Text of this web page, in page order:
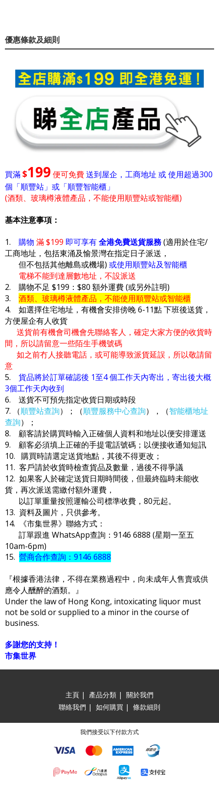
優惠條款及細則
買滿$199 便可免費送到屋企，工商地址 或 使用超過300
個「順豐站」或「順豐智能櫃」
(酒類、玻璃樽液體產品，不能使用順豐站或智能櫃)
基本注意事項：
1. 購物 滿 $199 即可享有全港免費送貨服務(適用於住宅/
工商地址，包括東涌及愉景灣在指定日子派送，
但不包括其他離島或機場) 或使用順豐站及智能櫃
電梯不能到達層數地址，不設派送
2. 購物不足 $199：$80 額外運費 (或另外註明)
3. 酒類、玻璃樽液體產品，不能使用順豐站或智能櫃
4. 如選擇住宅地址，有機會安排傍晚 6-11點 下班後送貨，
方便屋企有人收貨
送貨前有機會司機會先聯絡客人，確定大家方便的收貨時
間，所以請留意一些陌生手機號碼
如之前冇人接聽電話，或可能導致派貨延誤，所以敬請留
意
5. 貨品將於訂單確認後 1至4 個工作天內寄出，寄出後大概
3個工作天內收到
6. 送貨不可預先指定收貨日期或時段
7. （順豐站查詢）；（順豐服務中心查詢），（智能櫃地址
查詢）；
8. 顧客請於購買時輸入正確個人資料和地址以便安排運送
9. 顧客必須填上正確的手提電話號碼；以便接收通知短訊
10. 購買時請選定送貨地點，其後不得更改；
11. 客戶請於收貨時檢查貨品及數量，過後不得爭議
12. 如果客人於確定送貨日期時間後，但最終臨時未能收
貨，再次派送需繳付額外運費，
以訂單重量按照運輸公司標準收費，80元起。
13. 資料及圖片，只供參考。
14. 《市集世界》聯絡方式：
訂單跟進 WhatsApp查詢：9146 6888 (星期一至五
10am-6pm)
15. 營商合作查詢：9146 6888
『根據香港法律，不得在業務過程中，向未成年人售賣或供
應令人醺醉的酒類。』
Under the law of Hong Kong, intoxicating liquor must
not be sold or supplied to a minor in the course of
business.
多謝您的支持！
市集世界
主頁 | 產品分類 | 關於我們
聯絡我們 | 如何購買 | 條款細則
我們接受以下付款方式